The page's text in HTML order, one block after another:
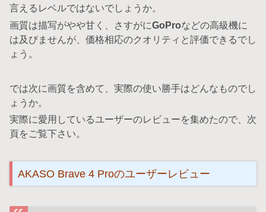
言えるレベルではないでしょうか。
画質は描写がやや甘く、さすがにGoProなどの高級機に
は及びませんが、価格相応のクオリティと評価できるでし
ょう。
では次に画質を含めて、実際の使い勝手はどんなものでし
ょうか。
実際に愛用しているユーザーのレビューを集めたので、次
頁をご覧下さい。
AKASO Brave 4 Proのユーザーレビュー